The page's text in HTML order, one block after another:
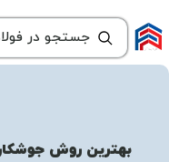
بهترین روش